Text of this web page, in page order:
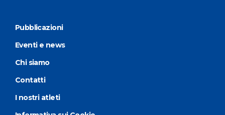
Pubblicazioni
Eventi e news
Chi siamo
Contatti
I nostri atleti